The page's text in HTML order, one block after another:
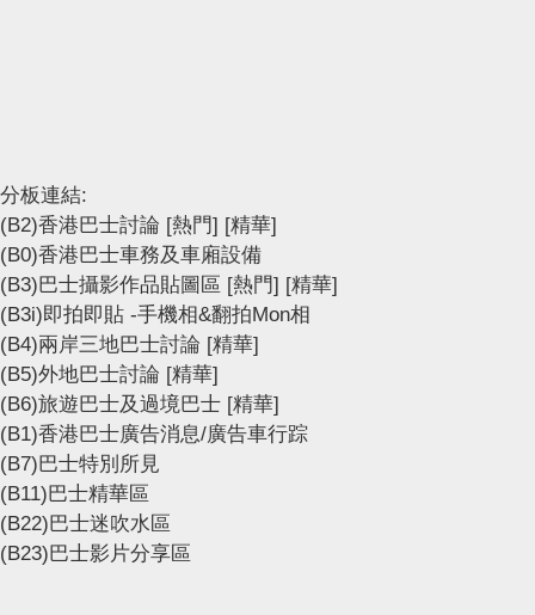
分板連結:
(B2)香港巴士討論 [熱門] [精華]
(B0)香港巴士車務及車廂設備
(B3)巴士攝影作品貼圖區 [熱門] [精華]
(B3i)即拍即貼 -手機相&翻拍Mon相
(B4)兩岸三地巴士討論 [精華]
(B5)外地巴士討論 [精華]
(B6)旅遊巴士及過境巴士 [精華]
(B1)香港巴士廣告消息/廣告車行踪
(B7)巴士特別所見
(B11)巴士精華區
(B22)巴士迷吹水區
(B23)巴士影片分享區